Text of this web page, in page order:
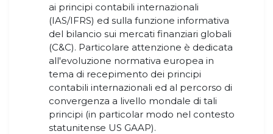
ai principi contabili internazionali
(IAS/IFRS) ed sulla funzione informativa
del bilancio sui mercati finanziari globali
(C&C). Particolare attenzione è dedicata
all'evoluzione normativa europea in
tema di recepimento dei principi
contabili internazionali ed al percorso di
convergenza a livello mondale di tali
principi (in particolar modo nel contesto
statunitense US GAAP).